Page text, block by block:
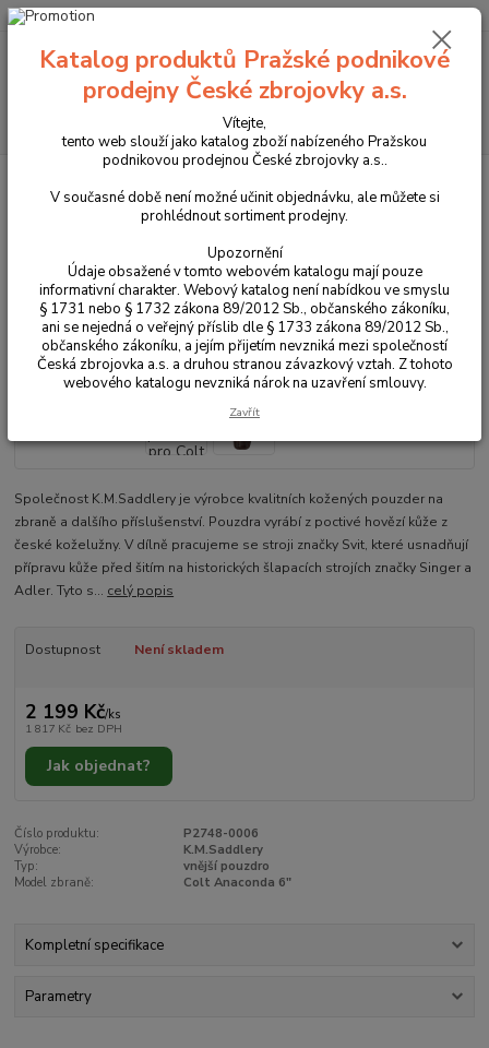
Menu
+420 225 375 800
Anaconda 6"
Vnější kožené pouzdro pro Colt
Anaconda 6"
Novinka
Společnost K.M.Saddlery je výrobce kvalitních kožených pouzder na
zbraně a dalšího příslušenství. Pouzdra vyrábí z poctivé hovězí kůže z
české koželužny. V dílně pracujeme se stroji značky Svit, které usnadňují
přípravu kůže před šitím na historických šlapacích strojích značky Singer a
Adler. Tyto s... celý popis
Dostupnost Není skladem
2 199 Kč/ks
1 817 Kč bez DPH
Jak objednat?
Číslo produktu:
P2748-0006
Výrobce:
K.M.Saddlery
Typ:
vnější pouzdro
Model zbraně:
Colt Anaconda 6"
Kompletní specifikace
Parametry
Katalog produktů Pražské podnikové
prodejny České zbrojovky a.s.
Vítejte,
tento web slouží jako katalog zboží nabízeného Pražskou
podnikovou prodejnou České zbrojovky a.s..
V současné době není možné učinit objednávku, ale můžete si
prohlédnout sortiment prodejny.
Upozornění
Údaje obsažené v tomto webovém katalogu mají pouze
informativní charakter. Webový katalog není nabídkou ve smyslu
§ 1731 nebo § 1732 zákona 89/2012 Sb., občanského zákoníku,
ani se nejedná o veřejný příslib dle § 1733 zákona 89/2012 Sb.,
občanského zákoníku, a jejím přijetím nevzniká mezi společností
Česká zbrojovka a.s. a druhou stranou závazkový vztah. Z tohoto
webového katalogu nevzniká nárok na uzavření smlouvy.
Zavřít